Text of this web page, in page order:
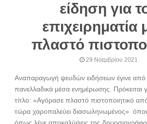
είδηση για
επιχειρηματία
πλαστό
29 Νοεμβρίου 2021
Αναπαραγωγή ψευδών ειδήσεων έγινε από
πανελλαδικά μέσα ενημέρωσης. Πρόκειται
τίτλο: «Αγόρασε πλαστό πιστοποιητικό
τώρα χαροπαλεύει διασωληνωμένος»